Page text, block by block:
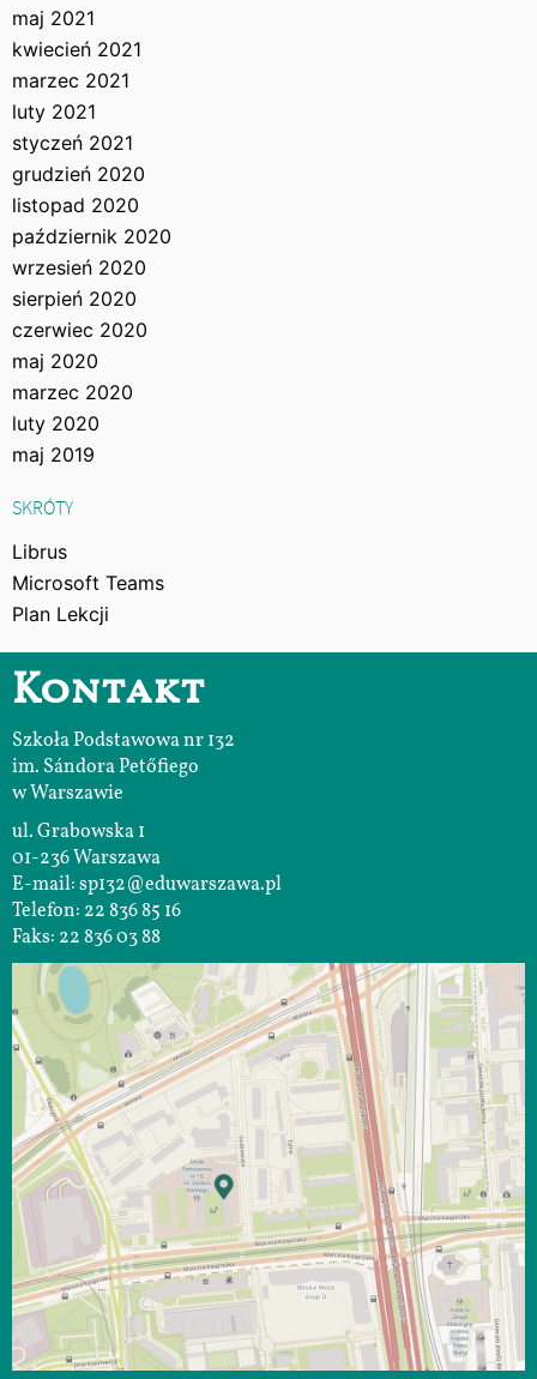
maj 2021
kwiecień 2021
marzec 2021
luty 2021
styczeń 2021
grudzień 2020
listopad 2020
październik 2020
wrzesień 2020
sierpień 2020
czerwiec 2020
maj 2020
marzec 2020
luty 2020
maj 2019
SKRÓTY
Librus
Microsoft Teams
Plan Lekcji
Kontakt
Szkoła Podstawowa nr 132
im. Sándora Petőfiego
w Warszawie
ul. Grabowska 1
01-236 Warszawa
E-mail: sp132@eduwarszawa.pl
Telefon: 22 836 85 16
Faks: 22 836 03 88